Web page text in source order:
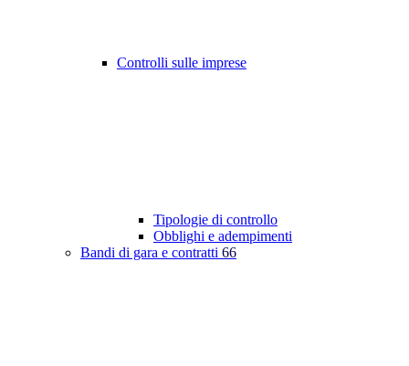
Controlli sulle imprese
Tipologie di controllo
Obblighi e adempimenti
Bandi di gara e contratti 66